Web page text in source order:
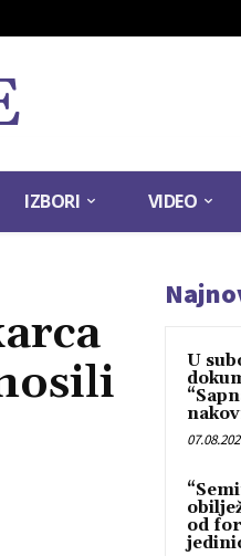
IZBORI VIDEO
U
od